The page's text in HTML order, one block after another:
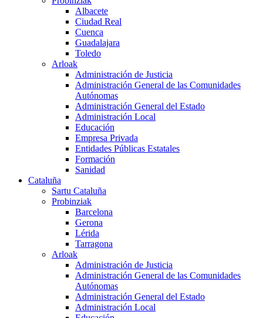
Albacete
Ciudad Real
Cuenca
Guadalajara
Toledo
Arloak
Administración de Justicia
Administración General de las Comunidades
Autónomas
Administración General del Estado
Administración Local
Educación
Empresa Privada
Entidades Públicas Estatales
Formación
Sanidad
Cataluña
Sartu Cataluña
Probinziak
Barcelona
Gerona
Lérida
Tarragona
Arloak
Administración de Justicia
Administración General de las Comunidades
Autónomas
Administración General del Estado
Administración Local